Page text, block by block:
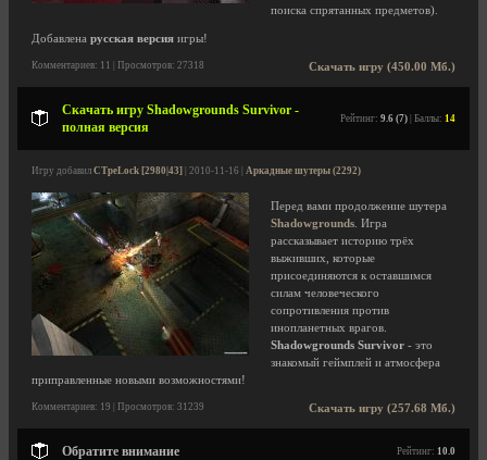
поиска спрятанных предметов).
Добавлена русская версия игры!
Скачать игру (450.00 Мб.)
Комментариев: 11 | Просмотров: 27318
Скачать игру Shadowgrounds Survivor -
полная версия
Рейтинг: 9.6 (7) | Баллы: 14
Игру добавил CTpeLock [2980|43] | 2010-11-16 | Аркадные шутеры (2292)
Перед вами продолжение шутера
Shadowgrounds . Игра
рассказывает историю трёх
выживших, которые
присоединяются к оставшимся
силам человеческого
сопротивления против
инопланетных врагов.
Shadowgrounds Survivor - это
знакомый геймплей и атмосфера
приправленные новыми возможностями!
Скачать игру (257.68 Мб.)
Комментариев: 19 | Просмотров: 31239
Обратите внимание Рейтинг: 10.0